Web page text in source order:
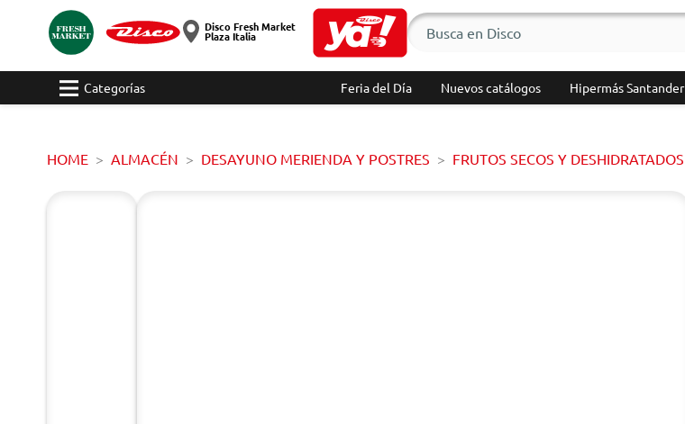
Disco Fresh Market
Plaza Italia
Categorías Feria del Día Nuevos catálogos Hipermás Santander
HOME ALMACÉN DESAYUNO MERIENDA Y POSTRES FRUTOS SECOS Y DESHIDRATADOS